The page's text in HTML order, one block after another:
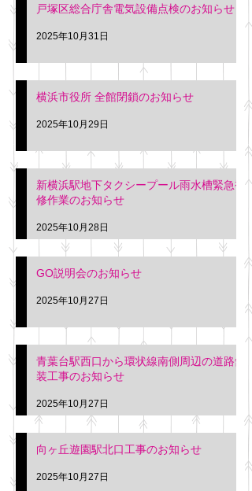
戸塚区総合庁舎電気設備点検のお知らせ
2025年10月31日
横浜市役所 全館閉鎖のお知らせ
2025年10月29日
新横浜駅地下タクシープール雨水槽緊急補
修作業のお知らせ
2025年10月28日
GO説明会のお知らせ
2025年10月27日
青葉台駅西口から環状線南側周辺の道路舗
装工事のお知らせ
2025年10月27日
向ヶ丘遊園駅北口工事のお知らせ
2025年10月27日